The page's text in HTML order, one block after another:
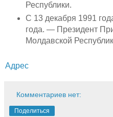
Республики.
С 13 декабря 1991
года. — Президент
Молдавской
Адрес
Комментариев нет:
Поделиться